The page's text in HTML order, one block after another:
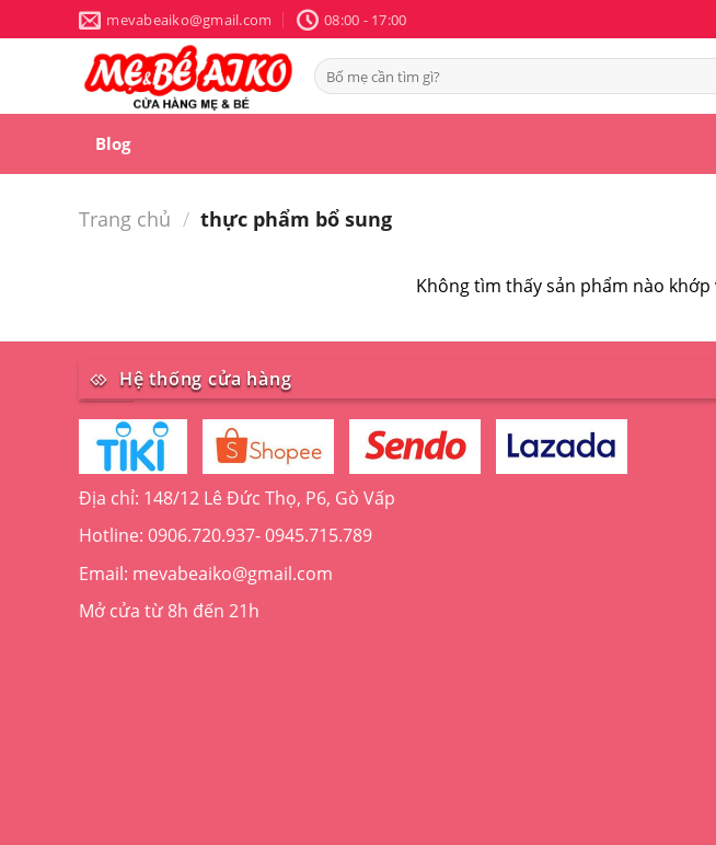
to
mevabeaiko@gmail.com 08:00 - 17:00
Tìm
kiếm:
Blog
Trang chủ / thực phẩm bổ sung
Không tìm thấy sản phẩm nào
Hệ thống cửa hàng
Địa chỉ: 148/12 Lê Đức Thọ, P6, Gò Vấp
Hotline: 0906.720.937- 0945.715.789
Email: mevabeaiko@gmail.com
Mở cửa từ 8h đến 21h